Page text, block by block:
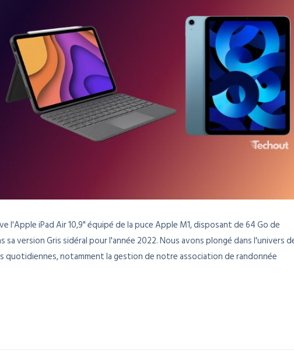
l'Apple iPad Air 10,9" équipé de la puce Apple M1, disposant de 64 Go de
version Gris sidéral pour l'année 2022. Nous avons plongé dans l'univers
notamment la gestion de notre association de randonnée